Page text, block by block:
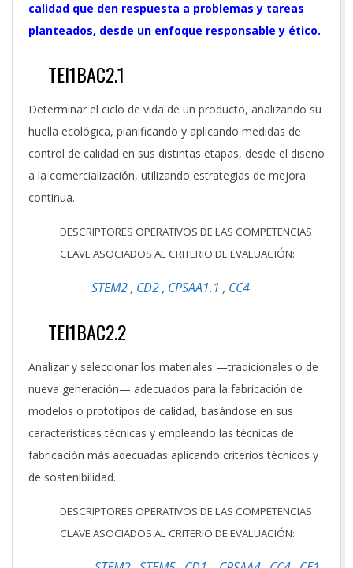
calidad que den respuesta a problemas y tareas
planteados, desde un enfoque responsable y ético.
TEI1BAC2.1
Determinar el ciclo de vida de un producto, analizando su
huella ecológica, planificando y aplicando medidas de
control de calidad en sus distintas etapas, desde el diseño
a la comercialización, utilizando estrategias de mejora
continua.
DESCRIPTORES OPERATIVOS DE LAS COMPETENCIAS
CLAVE ASOCIADOS AL CRITERIO DE EVALUACIÓN:
STEM2 , CD2 , CPSAA1.1 , CC4
TEI1BAC2.2
Analizar y seleccionar los materiales —tradicionales o de
nueva generación— adecuados para la fabricación de
modelos o prototipos de calidad, basándose en sus
características técnicas y empleando las técnicas de
fabricación más adecuadas aplicando criterios técnicos y
de sostenibilidad.
DESCRIPTORES OPERATIVOS DE LAS COMPETENCIAS
CLAVE ASOCIADOS AL CRITERIO DE EVALUACIÓN: